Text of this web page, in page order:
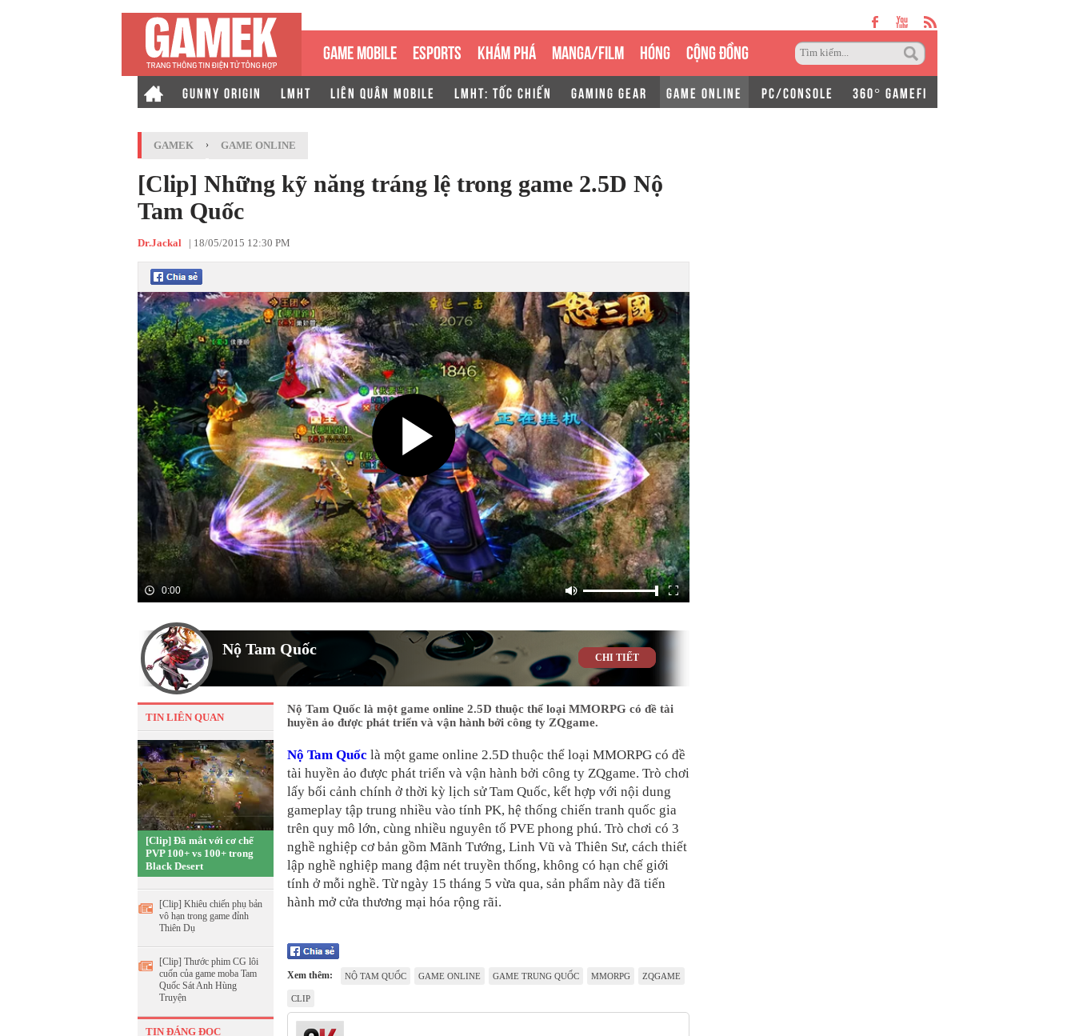
GAME MOBILE ESPORTS KHÁM PHÁ MANGA/FILM HÓNG CỘNG ĐỒNG
GUNNY ORIGIN LMHT LIÊN QUÂN MOBILE LMHT: TỐC CHIẾN GAMING GEAR GAME ONLINE PC/CONSOLE 360° GAMEFI
GAMEK › GAME ONLINE
[Clip] Những kỹ năng tráng lệ trong game 2.5D Nộ
Tam Quốc
Dr.Jackal | 18/05/2015 12:30 PM
0:00
Nộ Tam Quốc CHI TIẾT
TIN LIÊN QUAN
[Clip] Đã mắt với cơ chế
PVP 100+ vs 100+ trong
Black Desert
[Clip] Khiêu chiến phụ bản
vô hạn trong game đỉnh
Thiên Dụ
[Clip] Thước phim CG lôi
cuốn của game moba Tam
Quốc Sát Anh Hùng
Truyện
TIN ĐÁNG ĐỌC
Nộ Tam Quốc là một game online 2.5D thuộc thể loại MMORPG có đề tài
huyền ảo được phát triển và vận hành bởi công ty ZQgame.
Nộ Tam Quốc là một game online 2.5D thuộc thể loại MMORPG có đề
tài huyền ảo được phát triển và vận hành bởi công ty ZQgame. Trò chơi
lấy bối cảnh chính ở thời kỳ lịch sử Tam Quốc, kết hợp với nội dung
gameplay tập trung nhiều vào tính PK, hệ thống chiến tranh quốc gia
trên quy mô lớn, cùng nhiều nguyên tố PVE phong phú. Trò chơi có 3
nghề nghiệp cơ bản gồm Mãnh Tướng, Linh Vũ và Thiên Sư, cách thiết
lập nghề nghiệp mang đậm nét truyền thống, không có hạn chế giới
tính ở mỗi nghề. Từ ngày 15 tháng 5 vừa qua, sản phẩm này đã tiến
hành mở cửa thương mại hóa rộng rãi.
Xem thêm: NỘ TAM QUỐC GAME ONLINE GAME TRUNG QUỐC MMORPG ZQGAME
CLIP